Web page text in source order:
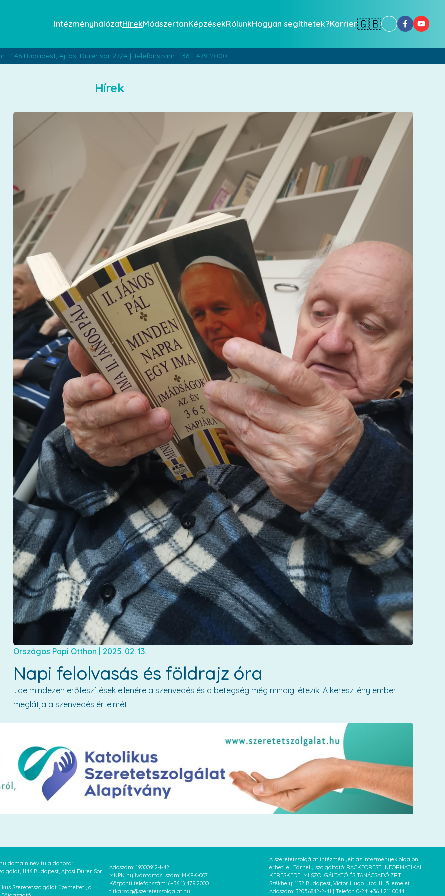
IntézményhálózatHírekMódszertanKépzésekRólunkHogyan segíthetek?Karrier🇬🇧
1146 Budapest, Ajtósi Dürer sor 27/A | Telefonszám: +36 1 479 2000
Hírek
Országos Papi Otthon | 2025. 02. 13.
Napi felolvasás és földrajz óra
…de mindezen erőfeszítések ellenére a szenvedés és a betegség még mindig létezik. A keresztény ember
meglátja a szenvedés értelmét.
domain név tulajdonosa:
1146 Budapest, Ajtósi Dürer Sor
Szeretetszolgálat üzemelteti, a
Adószám: 19000912-1-42
MKPK nyilvántartási szám: MKPK-007
Központi telefonszám: (+36 1) 479 2000
titkarsag@szeretetszolgalat.hu
A szeretetszolgálat intézményeit az intézmények oldalon
érheti el. Tárhely szolgáltató: RACKFOREST INFORMATIKAI
KERESKEDELMI SZOLGÁLTATÓ ÉS TANÁCSADÓ ZRT.
Székhely: 1132 Budapest, Victor Hugo utca 11., 5. emelet
Adószám: 32056842-2-41 | Telefon 0-24: +36 1 211 0044